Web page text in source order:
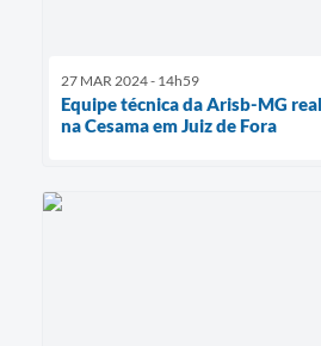
27 MAR 2024 - 14h59
Equipe técnica da Arisb-MG
na Cesama em Juiz de Fora